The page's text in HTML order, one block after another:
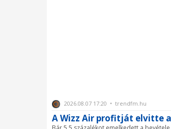
2026.08.07 17:20 • trendfm.hu
A Wizz Air profitját elvitte